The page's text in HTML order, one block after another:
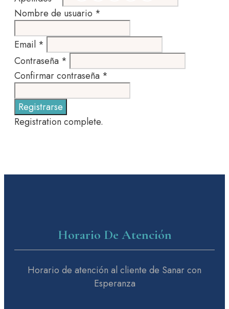
Nombre de usuario *
Email *
Contraseña *
Confirmar contraseña *
Registrarse
Registration complete.
Horario De Atención
Horario de atención al cliente de Sanar con
Esperanza